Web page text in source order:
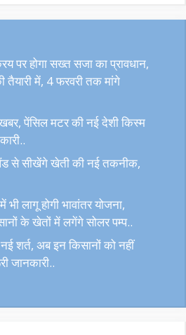
पर होगा सख्त सजा का प्रावधान,
में, 4 फरवरी तक मांगे
पेंसिल मटर की नई देशी किस्म
से सीखेंगे खेती की नई तकनीक,
लागू होगी भावांतर योजना,
के खेतों में लगेंगे सोलर पम्प..
शर्त, अब इन किसानों को नहीं
जानकारी..